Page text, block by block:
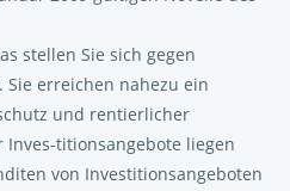
stellen Sie sich gegen
erreichen nahezu ein
und rentierlicher
titionsangebote liegen
von Investitionsangeboten